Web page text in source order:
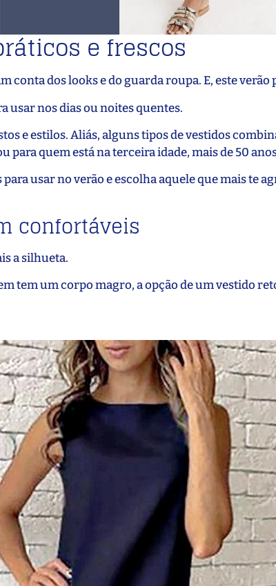
e frescos
conta dos looks e do guarda roupa. E, este verão
usar nos dias ou noites quentes.
e estilos. Aliás, alguns tipos de vestidos
para quem está na terceira idade, mais de 50
usar no verão e escolha aquele que mais te
confortáveis
a silhueta.
tem um corpo magro, a opção de um vestido